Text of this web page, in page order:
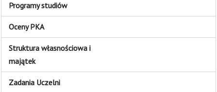
Programy studiów
Oceny PKA
Struktura własnościowa i
majątek
Zadania Uczelni